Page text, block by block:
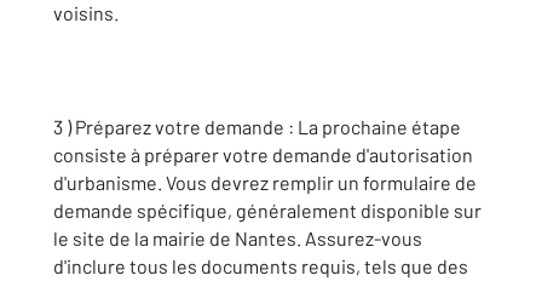
voisins.
3 ) Préparez votre demande : La prochaine étape
consiste à préparer votre demande d'autorisation
d'urbanisme. Vous devrez remplir un formulaire de
demande spécifique, généralement disponible sur
le site de la mairie de Nantes. Assurez-vous
d'inclure tous les documents requis, tels que des